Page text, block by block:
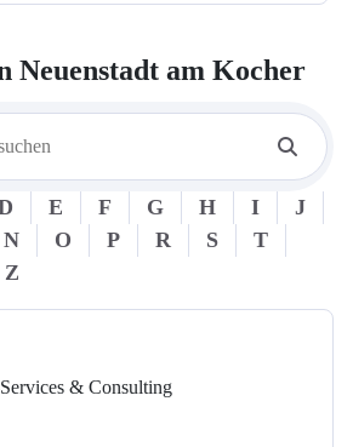
Neuenstadt am Kocher
E F G H I
J
N O P R S
T
Z
& Consulting